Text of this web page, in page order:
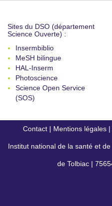
Sites du DSO (département
Science Ouverte) :
Insermbiblio
MeSH bilingue
HAL-Inserm
Photoscience
Science Open Service
(SOS)
Contact | Mentions légales |
Institut national de la santé et
de Tolbiac |